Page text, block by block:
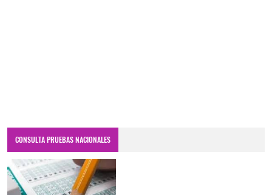
CONSULTA PRUEBAS NACIONALES